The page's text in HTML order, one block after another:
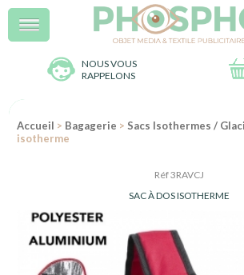
NOUS VOUS
RAPPELONS
Menu
Accueil > Bagagerie > Sacs Isothermes /
isotherme
Réf 3RAVCJ
SAC À DOS ISOTHERME